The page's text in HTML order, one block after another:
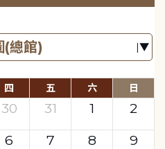
四 五 六 日
30 31 1
2
6 7 8
9